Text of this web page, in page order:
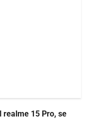
realme 15 Pro, se